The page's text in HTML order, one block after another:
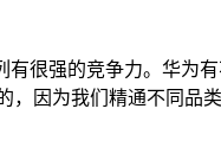
很强的竞争力。华为
，因为我们精通不同品